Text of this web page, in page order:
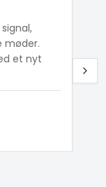
møder.
et nyt